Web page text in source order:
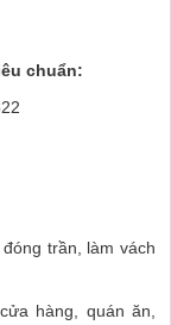
chuẩn:
trần, làm vách
hàng, quán ăn,